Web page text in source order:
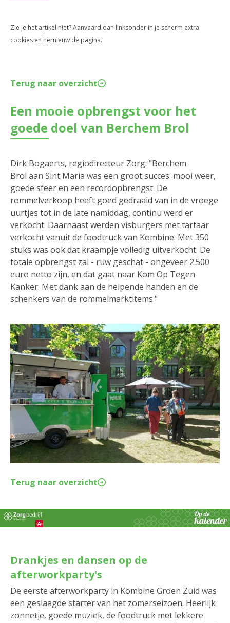
Zie je het artikel niet? Aanvaard dan linksonder in je scherm extra
cookies en hernieuw de pagina.
Terug naar overzicht
Een mooie opbrengst voor het
goede doel van Berchem Brol
Dirk Bogaerts, regiodirecteur Zorg: "Berchem
Brol aan Sint Maria was een groot succes: mooi weer,
goede sfeer en een recordopbrengst. De
rommelverkoop heeft goed gedraaid van in de vroege
uurtjes tot in de late namiddag, continu werd er
verkocht. Daarnaast werden visburgers met tartaar
verkocht vanuit de foodtruck van Kombine. Met 350
stuks was ook dat kraampje volledig uitverkocht. De
totale opbrengst zal - ruw geschat - ongeveer 2.500
euro netto zijn, en dat gaat naar Kom Op Tegen
Kanker. Met dank aan de helpende handen en de
schenkers van de rommelmarktitems."
Terug naar overzicht
Drankjes en dansen op de
afterworkparty's
De eerste afterworkparty in Kombine Groen Zuid was
een geslaagde starter van het zomerseizoen. Heerlijk
zonnetje, goede muziek, de foodtruck met lekkere